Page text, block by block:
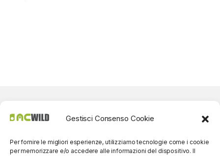
Gestisci Consenso Cookie
Per fornire le migliori esperienze, utilizziamo tecnologie come i cookie
per memorizzare e/o accedere alle informazioni del dispositivo. Il